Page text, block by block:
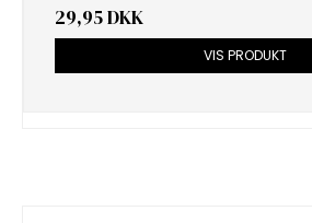
29,95 DKK
VIS PRODUKT